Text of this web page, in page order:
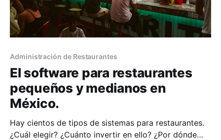
Administración de Restaurantes
El software para restaurantes
pequeños y medianos en
México.
Hay cientos de tipos de sistemas para restaurantes.
¿Cuál elegir? ¿Cuánto invertir en ello? ¿Por dónde